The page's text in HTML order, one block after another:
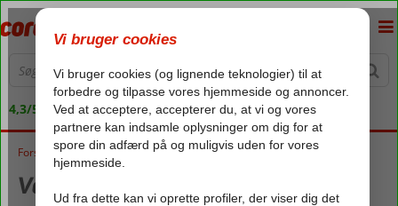
4,3/5 på Trustpilot
Forside Vejret i Bulgarien i februar
Vejret i Bulgarien i februar